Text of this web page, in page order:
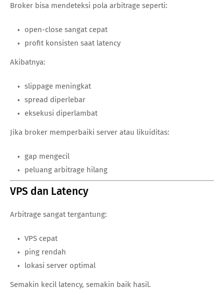
Broker bisa mendeteksi pola arbitrage seperti:
open-close sangat cepat
profit konsisten saat latency
Akibatnya:
slippage meningkat
spread diperlebar
eksekusi diperlambat
Jika broker memperbaiki server atau likuiditas:
gap mengecil
peluang arbitrage hilang
VPS dan Latency
Arbitrage sangat tergantung:
VPS cepat
ping rendah
lokasi server optimal
Semakin kecil latency, semakin baik hasil.